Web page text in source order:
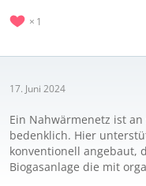
1
17. Juni 2024
Ein Nahwärmenetz ist
bedenklich. Hier
konventionell angebaut,
Biogasanlage die mit